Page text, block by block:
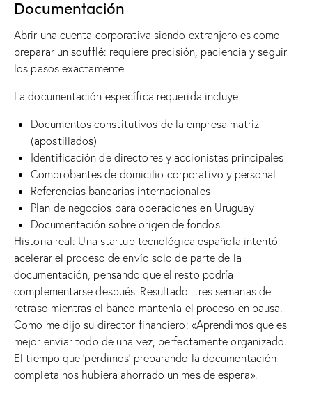
Documentación
Abrir una cuenta corporativa siendo extranjero es como
preparar un soufflé: requiere precisión, paciencia y seguir
los pasos exactamente.
La documentación específica requerida incluye:
Documentos constitutivos de la empresa matriz
(apostillados)
Identificación de directores y accionistas principales
Comprobantes de domicilio corporativo y personal
Referencias bancarias internacionales
Plan de negocios para operaciones en Uruguay
Documentación sobre origen de fondos
Historia real: Una startup tecnológica española intentó
acelerar el proceso de envío solo de parte de la
documentación, pensando que el resto podría
complementarse después. Resultado: tres semanas de
retraso mientras el banco mantenía el proceso en pausa.
Como me dijo su director financiero: «Aprendimos que es
mejor enviar todo de una vez, perfectamente organizado.
El tiempo que ‘perdimos’ preparando la documentación
completa nos hubiera ahorrado un mes de espera».